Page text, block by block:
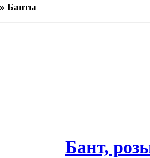
» Банты
Бант,